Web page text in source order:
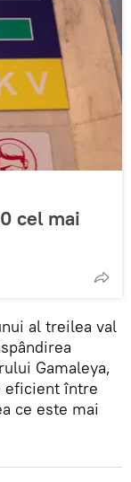
cel mai
al treilea val
Gamaleya,
eficient între
ce este mai